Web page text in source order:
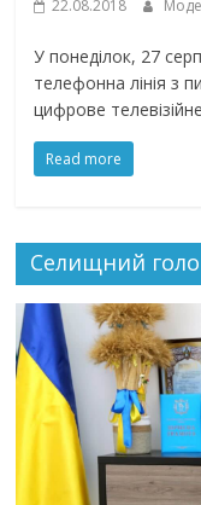
22.08.2018
У понеділок, 27
телефонна лінія з
цифрове
Read more
Селищний